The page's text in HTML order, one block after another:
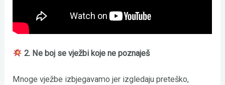
2. Ne boj se vježbi koje ne poznaješ
Mnoge vježbe izbjegavamo jer izgledaju preteško,